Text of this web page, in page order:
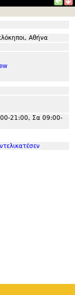
Αθήνα
21:00, Σα 09:00-